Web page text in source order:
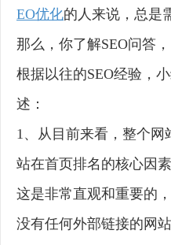
EO优化的人来说，总是
那么，你了解SEO问答
根据以往的SEO经验，
述：
1、从目前来看，整个网
站在首页排名的核心因
这是非常直观和重要的
没有任何外部链接的网